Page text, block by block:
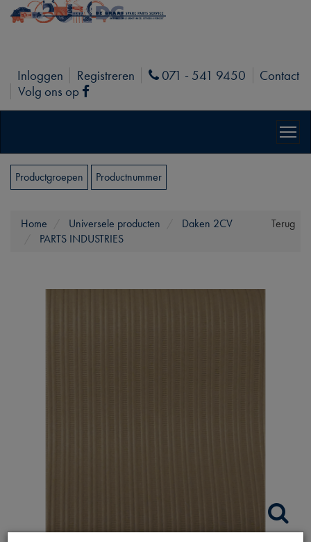
Inloggen Registreren Phone
071 - 541 9450
Contact
Volg ons op
Facebook
Productgroepen Productnummer
Terug
Home Universele producten
Daken 2CV
PARTS INDUSTRIES